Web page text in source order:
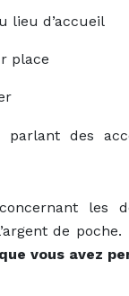
lieu d’accueil
place
des
les
de
vous avez